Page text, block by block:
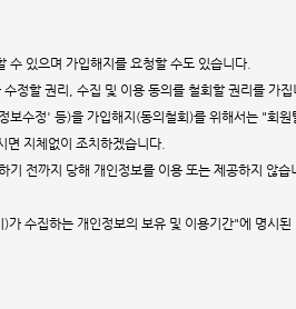
있으며 가입해지를 요청할 수도 있습니다.
정할 권리, 수집 및 이용 동의를 철회할 권리를 가집
수정' 등)을 가입해지(동의철회)를 위해서는 "회
지체없이 조치하겠습니다.
전까지 당해 개인정보를 이용 또는 제공하지 않
수집하는 개인정보의 보유 및 이용기간"에 명시